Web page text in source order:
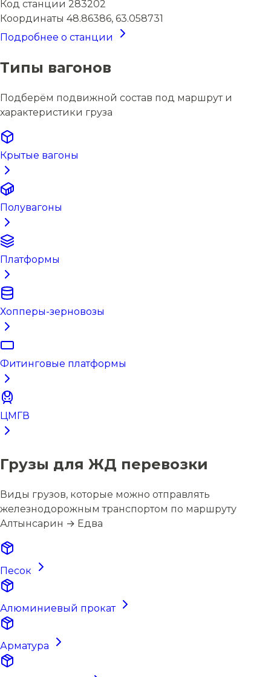
Код станции 283202
Координаты 48.86386, 63.058731
Подробнее о станции
Типы вагонов
Подберём подвижной состав под маршрут и
характеристики груза
Крытые вагоны
Полувагоны
Платформы
Хопперы-зерновозы
Фитинговые платформы
ЦМГВ
Грузы для ЖД перевозки
Виды грузов, которые можно отправлять
железнодорожным транспортом по маршруту
Алтынсарин → Едва
Песок
Алюминиевый прокат
Арматура